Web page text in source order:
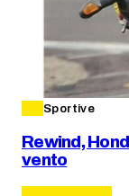
Sportive
Rewind,
vento